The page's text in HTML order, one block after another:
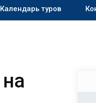
Календарь туров